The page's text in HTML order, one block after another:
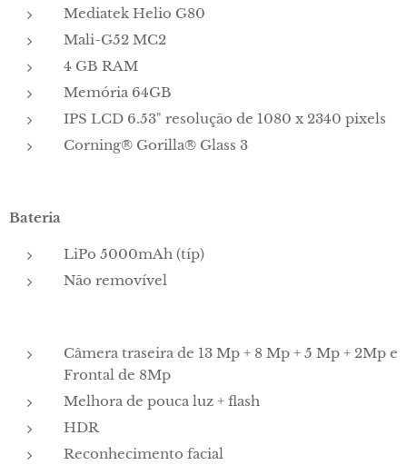
Mediatek Helio G80
Mali-G52 MC2
4 GB RAM
Memória 64GB
IPS LCD 6.53" resolução de 1080 x 2340 pixels
Corning® Gorilla® Glass 3
Bateria
LiPo 5000mAh (típ)
Não removível
Câmera traseira de 13 Mp + 8 Mp + 5 Mp + 2Mp e
Frontal de 8Mp
Melhora de pouca luz + flash
HDR
Reconhecimento facial